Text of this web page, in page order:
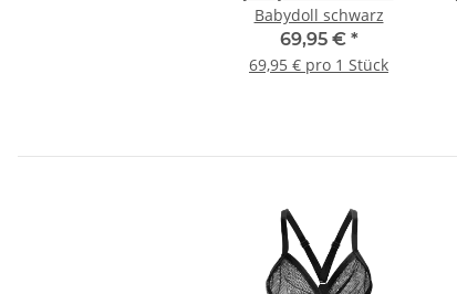
Babydoll schwarz
69,95 € *
69,95 € pro 1 Stück